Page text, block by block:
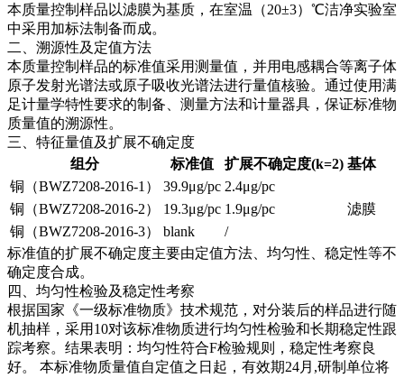
本质量控制样品以滤膜为基质，在室温（20±3）℃洁净实验室
中采用加标法制备而成。
二、溯源性及定值方法
本质量控制样品的标准值采用测量值，并用电感耦合等离子体
原子发射光谱法或原子吸收光谱法进行量值核验。通过使用满
足计量学特性要求的制备、测量方法和计量器具，保证标准物
质量值的溯源性。
三、特征量值及扩展不确定度
组分
标准值 扩展不确定度(k=2) 基体
铜（BWZ7208-2016-1）
39.9μg/pc 2.4μg/pc
滤膜
铜（BWZ7208-2016-2） 19.3μg/pc 1.9μg/pc
铜（BWZ7208-2016-3）
blank
/
标准值的扩展不确定度主要由定值方法、均匀性、稳定性等不
确定度合成。
四、均匀性检验及稳定性考察
根据国家《一级标准物质》技术规范，对分装后的样品进行随
机抽样，采用10对该标准物质进行均匀性检验和长期稳定性跟
踪考察。结果表明：均匀性符合F检验规则，稳定性考察良
好。 本标准物质量值自定值之日起，有效期24月,研制单位将